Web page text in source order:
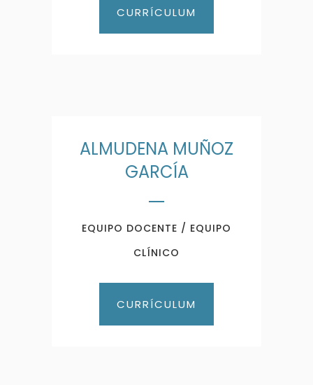
CURRÍCULUM
ALMUDENA MUÑOZ
GARCÍA
EQUIPO DOCENTE / EQUIPO
CLÍNICO
CURRÍCULUM